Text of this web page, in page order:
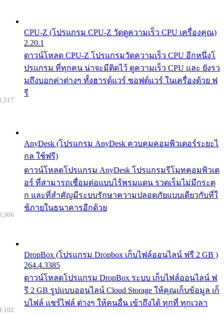
CPU-Z (โปรแกรม CPU-Z วัดดูความเร็ว CPU เครื่องคุณ)
2.20.1
ดาวน์โหลด CPU-Z โปรแกรมวัดความเร็ว CPU อีกหนึ่งโ
ปรแกรม ที่ทุกคน น่าจะมีติดไว้ ดูความเร็ว CPU และ ยังรว
มถึงบอกค่าต่างๆ ทั้งฮารด์แวร์ ซอฟต์แวร์ ในเครื่องด้วย ฟ
รี
AnyDesk (โปรแกรม AnyDesk ควบคุมคอมพิวเตอร์ระยะไ
กล ใช้ฟรี)
ดาวน์โหลดโปรแกรม AnyDesk โปรแกรมรีโมทคอมพิวเต
อร์ ที่สามารถเชื่อมต่อแบบไร้พรมแดน รวดเร็มไม่มีกระตุ
ก และที่สำคัญมีระบบรักษาความปลอดภัยแบบเดียวกับที่ใ
ช้ภายในธนาคารอีกด้วย
DropBox (โปรแกรม Dropbox เก็บไฟล์ออนไลน์ ฟรี 2 GB )
264.4.3385
ดาวน์โหลดโปรแกรม DropBox ระบบ เก็บไฟล์ออนไลน์ ฟ
รี 2 GB รูปแบบออนไลน์ Cloud Storage ให้คุณเก็บข้อมูล เก็
บไฟล์ แชร์ไฟล์ ต่างๆ ให้คนอื่น เข้าถึงได้ ทุกที่ ทุกเวลา